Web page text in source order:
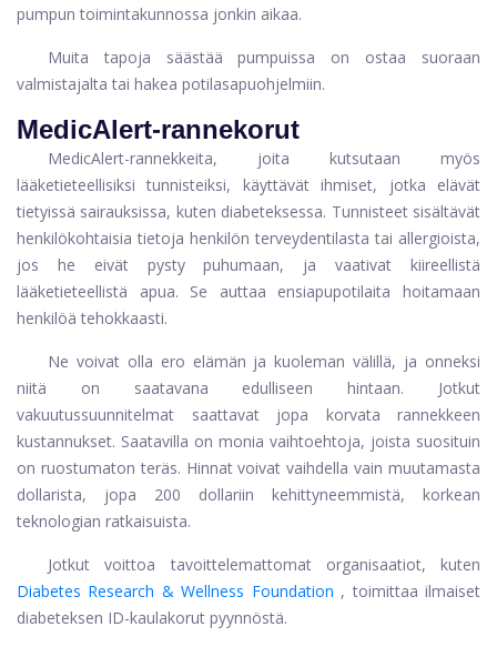
pumpun toimintakunnossa jonkin aikaa.
Muita tapoja säästää pumpuissa on ostaa suoraan
valmistajalta tai hakea potilasapuohjelmiin.
MedicAlert-rannekorut
MedicAlert-rannekkeita, joita kutsutaan myös
lääketieteellisiksi tunnisteiksi, käyttävät ihmiset, jotka elävät
tietyissä sairauksissa, kuten diabeteksessa. Tunnisteet sisältävät
henkilökohtaisia ​​tietoja henkilön terveydentilasta tai allergioista,
jos he eivät pysty puhumaan, ja vaativat kiireellistä
lääketieteellistä apua. Se auttaa ensiapupotilaita hoitamaan
henkilöä tehokkaasti.
Ne voivat olla ero elämän ja kuoleman välillä, ja onneksi
niitä on saatavana edulliseen hintaan. Jotkut
vakuutussuunnitelmat saattavat jopa korvata rannekkeen
kustannukset. Saatavilla on monia vaihtoehtoja, joista suosituin
on ruostumaton teräs. Hinnat voivat vaihdella vain muutamasta
dollarista, jopa 200 dollariin kehittyneemmistä, korkean
teknologian ratkaisuista.
Jotkut voittoa tavoittelemattomat organisaatiot, kuten
Diabetes Research & Wellness Foundation , toimittaa ilmaiset
diabeteksen ID-kaulakorut pyynnöstä.